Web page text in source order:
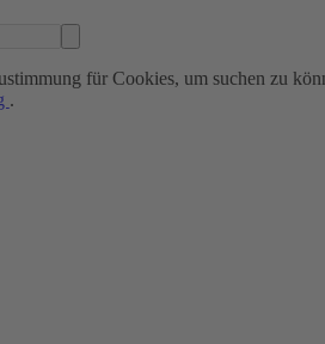
für Cookies, um suchen zu
.